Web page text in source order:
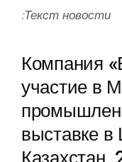
Текст новости:
Компания
участие в
выставке